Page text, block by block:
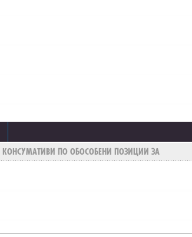
ПО ОБОСОБЕНИ ПОЗИЦИИ ЗА